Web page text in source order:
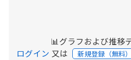
📊グラフおよび推移
ログイン 又は 新規登録（無料